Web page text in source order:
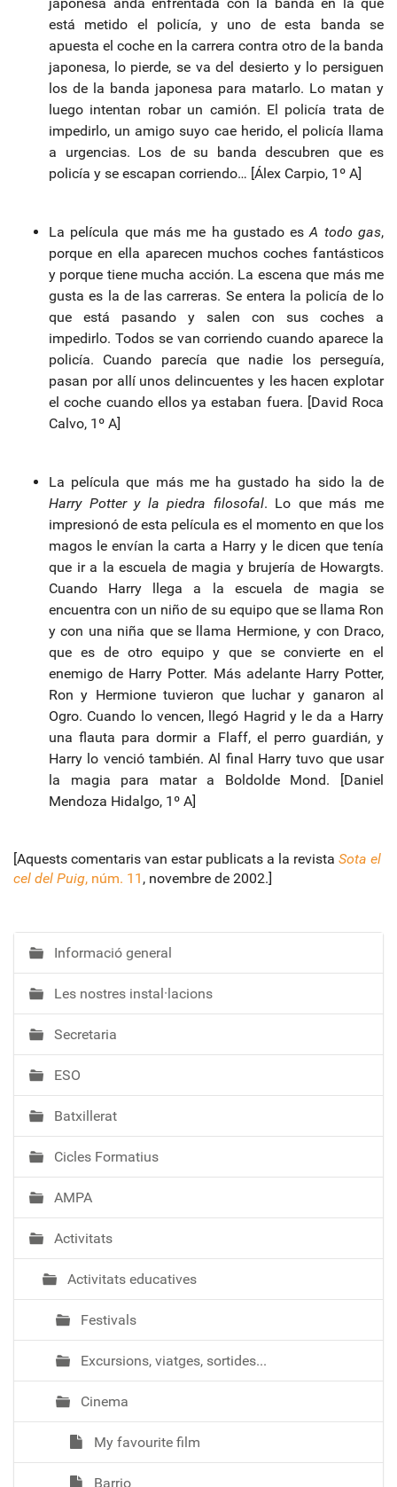
está metido el policía, y uno de esta banda se
apuesta el coche en la carrera contra otro de la banda
japonesa, lo pierde, se va del desierto y lo persiguen
los de la banda japonesa para matarlo. Lo matan y
luego intentan robar un camión. El policía trata de
impedirlo, un amigo suyo cae herido, el policía llama
a urgencias. Los de su banda descubren que es
policía y se escapan corriendo… [Álex Carpio, 1º A]
La película que más me ha gustado esA todo gas,
porque en ella aparecen muchos coches fantásticos
y porque tiene mucha acción. La escena que más me
gusta es la de las carreras. Se entera la policía de lo
que está pasando y salen con sus coches a
impedirlo. Todos se van corriendo cuando aparece la
policía. Cuando parecía que nadie los perseguía,
pasan por allí unos delincuentes y les hacen explotar
el coche cuando ellos ya estaban fuera. [David Roca
Calvo, 1º A]
La película que más me ha gustado ha sido la de
Harry Potter y la piedra filosofal. Lo que más me
impresionó de esta película es el momento en que los
magos le envían la carta a Harry y le dicen que tenía
que ir a la escuela de magia y brujería de Howargts.
Cuando Harry llega a la escuela de magia se
encuentra con un niño de su equipo que se llama Ron
y con una niña que se llama Hermione, y con Draco,
que es de otro equipo y que se convierte en el
enemigo de Harry Potter. Más adelante Harry Potter,
Ron y Hermione tuvieron que luchar y ganaron al
Ogro. Cuando lo vencen, llegó Hagrid y le da a Harry
una flauta para dormir a Flaff, el perro guardián, y
Harry lo venció también. Al final Harry tuvo que usar
la magia para matar a Boldolde Mond. [Daniel
Mendoza Hidalgo, 1º A]
[Aquests comentaris van estar publicats a la revista Sota el
cel del Puig, núm. 11 , novembre de 2002.]
N
a
v
e
g
a
c
ó
Informació general
Les nostres instal·lacions
Secretaria
ESO
Batxillerat
Cicles Formatius
AMPA
Activitats
Activitats educatives
Festivals
Excursions, viatges, sortides...
Cinema
My favourite film
Barrio